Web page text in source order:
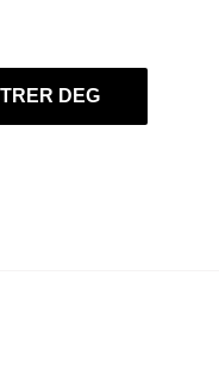
DEG